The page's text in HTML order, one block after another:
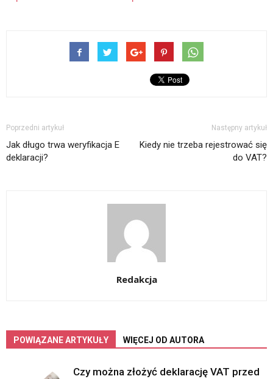
Poprzedni artykuł
Jak długo trwa weryfikacja E
deklaracji?
Następny artykuł
Kiedy nie trzeba rejestrować się
do VAT?
Redakcja
POWIĄZANE ARTYKUŁY WIĘCEJ OD AUTORA
Czy można złożyć deklarację VAT przed